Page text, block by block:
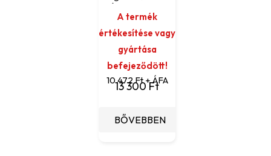
ról USB-A-ra
A termék
értékesítése vagy
gyártása
befejeződött!
10 472 Ft + ÁFA
13 300 Ft
BŐVEBBEN